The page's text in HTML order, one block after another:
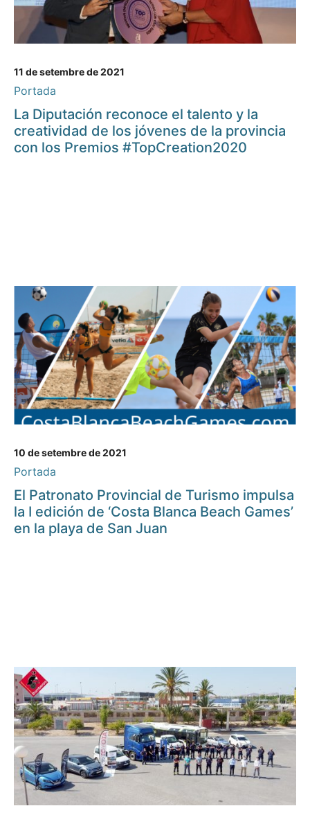
11 de setembre de 2021
Portada
La Diputación reconoce el talento y la
creatividad de los jóvenes de la provincia
con los Premios #TopCreation2020
10 de setembre de 2021
Portada
El Patronato Provincial de Turismo impulsa
la I edición de ‘Costa Blanca Beach Games’
en la playa de San Juan